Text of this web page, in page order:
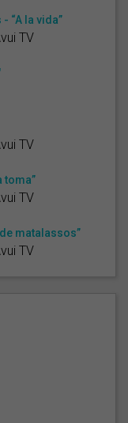
“A la vida”
TV
TV
toma”
TV
matalassos”
TV